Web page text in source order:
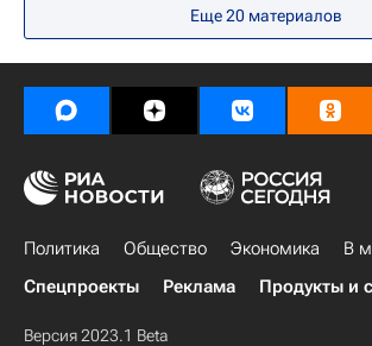
Социальный навигатор
Еще20 материалов
Политика Общество Экономика В
Спецпроекты
Реклама Продукты и
Версия 2023.1 Beta